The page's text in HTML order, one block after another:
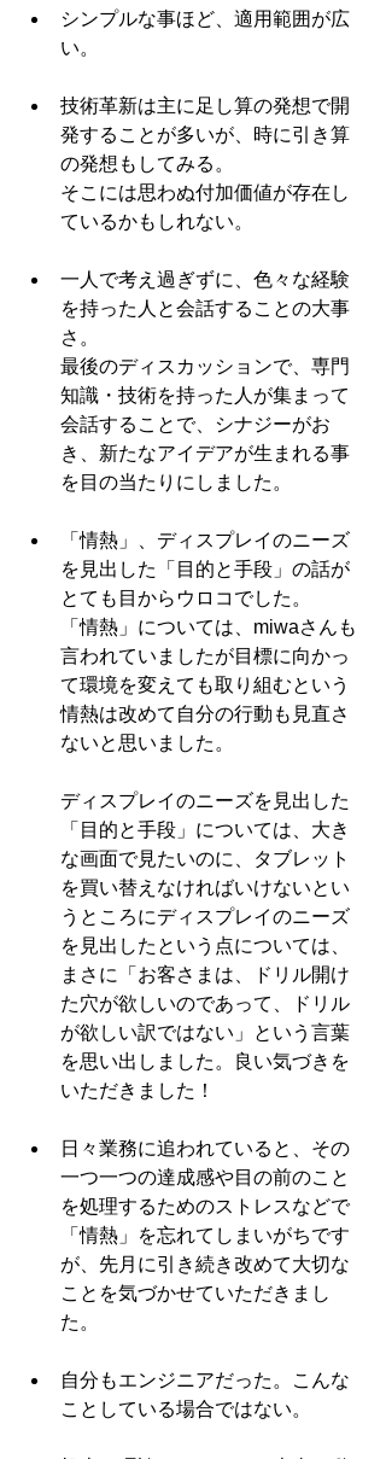
シンプルな事ほど、適用範囲が広
い。
技術革新は主に足し算の発想で開
発することが多いが、時に引き算
の発想もしてみる。
そこには思わぬ付加価値が存在し
ているかもしれない。
一人で考え過ぎずに、色々な経験
を持った人と会話することの大事
さ。
最後のディスカッションで、専門
知識・技術を持った人が集まって
会話することで、シナジーがお
き、新たなアイデアが生まれる事
を目の当たりにしました。
「情熱」、ディスプレイのニーズ
を見出した「目的と手段」の話が
とても目からウロコでした。
「情熱」については、miwaさんも
言われていましたが目標に向かっ
て環境を変えても取り組むという
情熱は改めて自分の行動も見直さ
ないと思いました。
ディスプレイのニーズを見出した
「目的と手段」については、大き
な画面で見たいのに、タブレット
を買い替えなければいけないとい
うところにディスプレイのニーズ
を見出したという点については、
まさに「お客さまは、ドリル開け
た穴が欲しいのであって、ドリル
が欲しい訳ではない」という言葉
を思い出しました。良い気づきを
いただきました！
日々業務に追われていると、その
一つ一つの達成感や目の前のこと
を処理するためのストレスなどで
「情熱」を忘れてしまいがちです
が、先月に引き続き改めて大切な
ことを気づかせていただきまし
た。
自分もエンジニアだった。こんな
ことしている場合ではない。